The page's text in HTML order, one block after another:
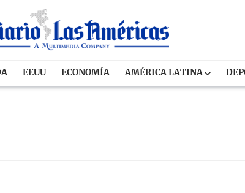
EEUU ECONOMÍA AMÉRICA LATINA